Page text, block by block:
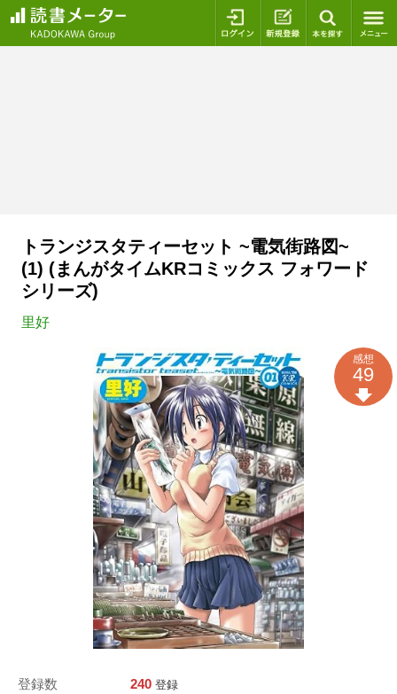
ログイン 新規登録
トランジスタティーセット ~電気街路図~
(1) (まんがタイムKRコミックス フォワード
シリーズ)
里好
登録数 240 登録
感想
49